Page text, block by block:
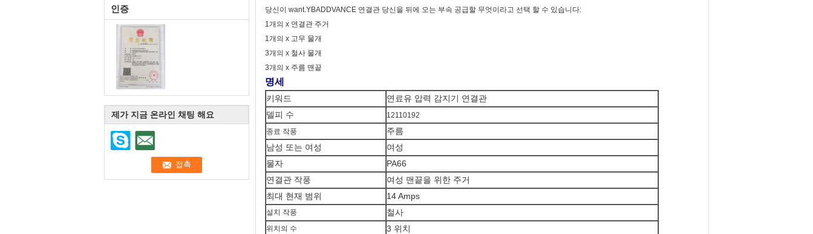
인증
제가 지금 온라인 채팅 해요
당신이 want.YBADDVANCE 연결관 당신을 뒤에 오는 부속 공급할 무엇이라고 선택 할 수 있습니다:
1개의 x 연결관 주거
1개의 x 고무 물개
3개의 x 철사 물개
3개의 x 주름 맨끝
명세
키워드
연료유 압력 감지기 연결관
델피 수
12110192
종료 작풍
주름
남성 또는 여성
여성
물자
PA66
연결관 작풍
여성 맨끝을 위한 주거
최대 현재 범위
14 Amps
설치 작풍 철사
위치의 수
3 위치